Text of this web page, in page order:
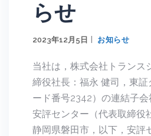
らせ
2023年12月5日 お知らせ
当社は，株式会社トランス
締役社長：福永 健司，東証
ード番号2342）の連結子
安評センター（代表取締役
静岡県磐田市，以下，安評